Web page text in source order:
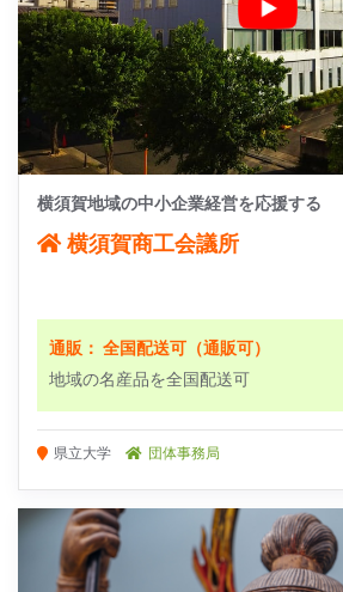
横須賀地域の中小企業経営を応援する
横須賀商工会議所
通販： 全国配送可（通販可）
地域の名産品を全国配送可
県立大学 団体事務局